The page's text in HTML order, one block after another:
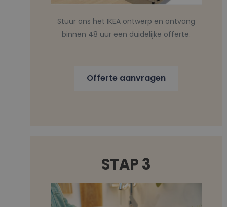
Stuur ons het IKEA ontwerp en ontvang
binnen 48 uur een duidelijke offerte.
Offerte aanvragen
STAP 3